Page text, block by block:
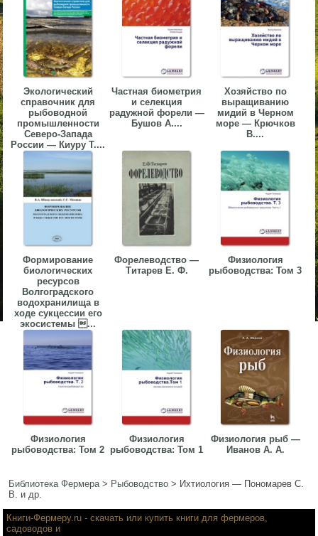
Экологический
справочник для
рыбоводной
промышленности
Северо-Запада
России — Киуру Т....
Частная биометрия
и селекция
радужной форели —
Бушов А....
Хозяйство по
выращиванию
мидий в Черном
море — Крючков
В....
Формирование
биологических
ресурсов
Волгоградского
водохранилища в
ходе сукцессии его
экосистемы ...
Форелеводство —
Титарев Е. Ф.
Физиология
рыбоводства: Том 3
Физиология
рыбоводства: Том 2
Физиология
рыбоводства: Том 1
Физиология рыб —
Иванов А. А.
Библиотека Фермера> Рыбоводство > Ихтиология — Пономарев С.
В. и др.
▼
▼
Книги-Фермеру.ru - скачать или купить книги для фермеров,
садоводов и